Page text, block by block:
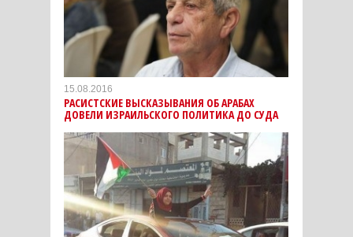
15.08.2016
РАСИСТСКИЕ ВЫСКАЗЫВАНИЯ ОБ АРАБАХ
ДОВЕЛИ ИЗРАИЛЬСКОГО ПОЛИТИКА ДО СУДА